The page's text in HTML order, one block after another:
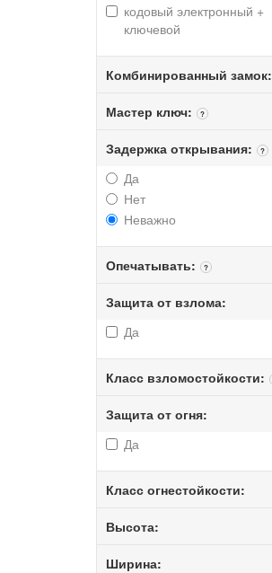
кодовый электронный +
ключевой
Комбинированный замок:
Мастер ключ: ?
Задержка открывания: ?
Да
Нет
Неважно
Опечатывать: ?
Защита от взлома:
Да
Класс взломостойкости:
Защита от огня:
Да
Класс огнестойкости:
Высота:
Ширина: